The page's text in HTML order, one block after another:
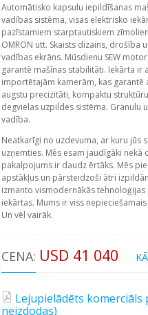
Automātisko kapsulu iepildīšanas
vadības sistēma, visas elektrisko
pazīstamiem starptautiskiem
OMRON utt. Skaists dizains, drošība
vadības ekrāns. Mūsdienu SEW
garantē mašīnas stabilitāti. Iekārta
importētajām kamerām, kas
augstu precizitāti, kompaktu
degvielas uzpildes sistēma. Granulu
vadība.
Neatkarīgi no uzdevuma, ar kuru jūs
uzņemties. Mēs esam jaudīgāki nekā
pakalpojums ir daudz ērtāks. Mēs
apstākļus un pārsteidzoši ātri
izmanto vismodernākās
iekārtas. Mums ir viss
Un vēl vairāk.
CENA: USD 41 040
Lejupielādēts komerciāls
neizdodas)